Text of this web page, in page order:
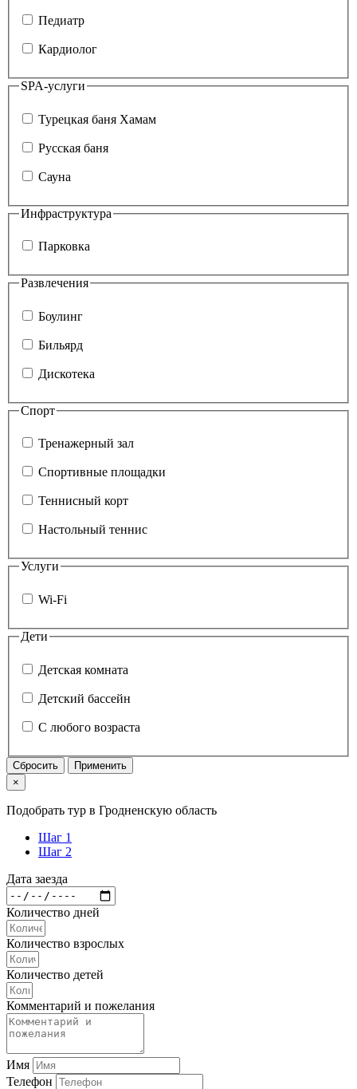
Педиатр
Кардиолог
SPA-услуги
Турецкая баня Хамам
Русская баня
Сауна
Инфраструктура
Парковка
Развлечения
Боулинг
Бильярд
Дискотека
Спорт
Тренажерный зал
Спортивные площадки
Теннисный корт
Настольный теннис
Услуги
Wi-Fi
Дети
Детская комната
Детский бассейн
С любого возраста
Сбросить
Применить
×
Подобрать тур в Гродненскую область
Шаг 1
Шаг 2
Дата заезда
Количество дней
Количество взрослых
Количество детей
Комментарий и пожелания
Имя
Телефон